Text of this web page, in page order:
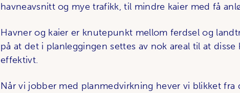
havneavsnitt og mye trafikk, til mindre kaier med få
Havner og kaier er knutepunkt mellom ferdsel og
på at det i planleggingen settes av nok areal til at
effektivt.
Når vi jobber med planmedvirkning hever vi blikket fra